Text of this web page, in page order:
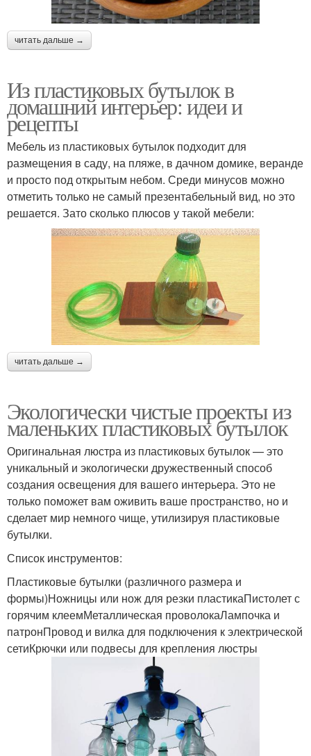
читать дальше →
Из пластиковых бутылок в
домашний интерьер: идеи и
рецепты
Мебель из пластиковых бутылок подходит для
размещения в саду, на пляже, в дачном домике, веранде
и просто под открытым небом. Среди минусов можно
отметить только не самый презентабельный вид, но это
решается. Зато сколько плюсов у такой мебели:
читать дальше →
Экологически чистые проекты из
маленьких пластиковых бутылок
Оригинальная люстра из пластиковых бутылок — это
уникальный и экологически дружественный способ
создания освещения для вашего интерьера. Это не
только поможет вам оживить ваше пространство, но и
сделает мир немного чище, утилизируя пластиковые
бутылки.
Список инструментов:
Пластиковые бутылки (различного размера и
формы)Ножницы или нож для резки пластикаПистолет с
горячим клеемМеталлическая проволокаЛампочка и
патронПровод и вилка для подключения к электрической
сетиКрючки или подвесы для крепления люстры